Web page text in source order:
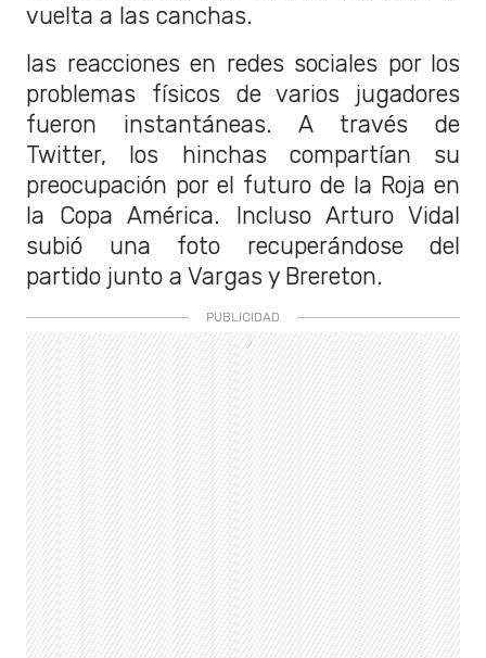
vuelta a las canchas.
las reacciones en redes sociales por los
problemas físicos de varios jugadores
fueron instantáneas. A través de
Twitter, los hinchas compartían su
preocupación por el futuro de la Roja en
la Copa América. Incluso Arturo Vidal
subió una foto recuperándose del
partido junto a Vargas y Brereton.